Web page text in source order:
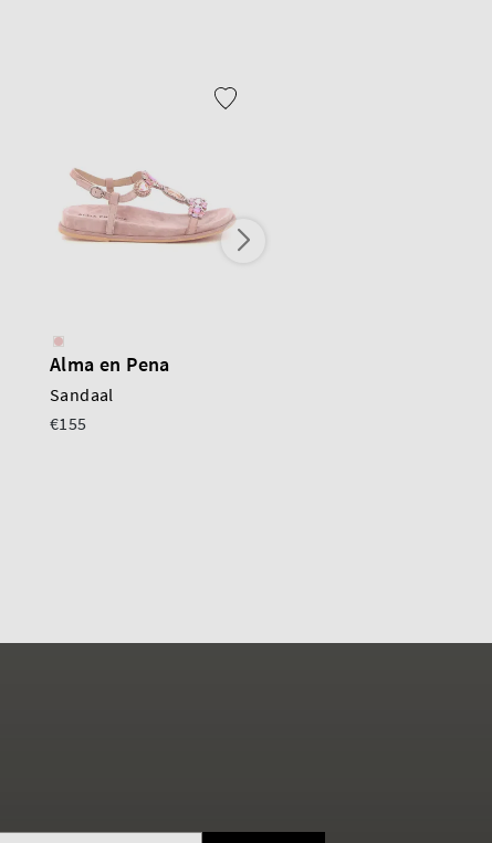
Alma en Pena
Sandaal
€155